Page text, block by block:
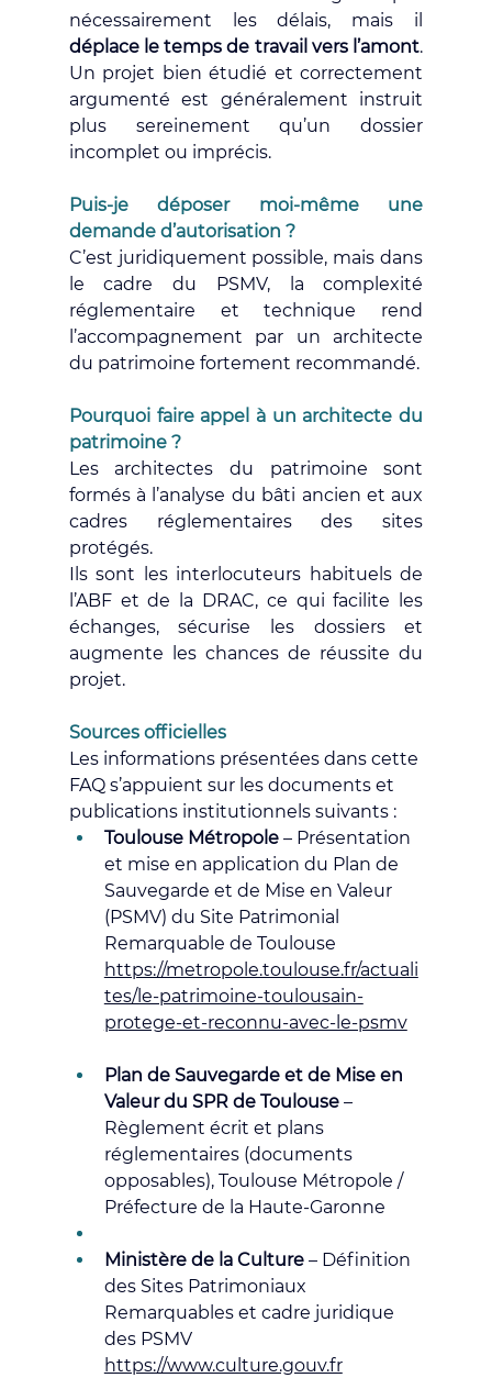
déplace le temps de travail vers l’amont.
Un projet bien étudié et correctement
argumenté est généralement instruit
plus sereinement qu’un dossier
incomplet ou imprécis.
Puis-je déposer moi-même une
demande d’autorisation ?
C’est juridiquement possible, mais dans
le cadre du PSMV, la complexité
réglementaire et technique rend
l’accompagnement par un architecte
du patrimoine fortement recommandé.
Pourquoi faire appel à un architecte du
patrimoine ?
Les architectes du patrimoine sont
formés à l’analyse du bâti ancien et aux
cadres réglementaires des sites
protégés.
Ils sont les interlocuteurs habituels de
l’ABF et de la DRAC, ce qui facilite les
échanges, sécurise les dossiers et
augmente les chances de réussite du
projet.
Sources officielles
Les informations présentées dans cette
FAQ s’appuient sur les documents et
publications institutionnels suivants :
Toulouse Métropole – Présentation
et mise en application du Plan de
Sauvegarde et de Mise en Valeur
(PSMV) du Site Patrimonial
Remarquable de Toulouse
https://metropole.toulouse.fr/actuali
tes/le-patrimoine-toulousain-
protege-et-reconnu-avec-le-psmv
Plan de Sauvegarde et de Mise en
Valeur du SPR de Toulouse –
Règlement écrit et plans
réglementaires (documents
opposables), Toulouse Métropole /
Préfecture de la Haute-Garonne
Ministère de la Culture – Définition
des Sites Patrimoniaux
Remarquables et cadre juridique
des PSMV
https://www.culture.gouv.fr